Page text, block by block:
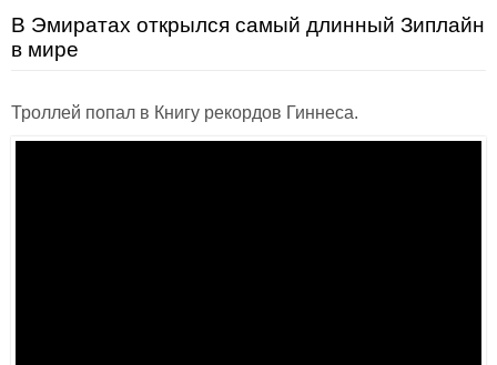
В Эмиратах открылся самый длинный Зиплайн
в мире
Троллей попал в Книгу рекордов Гиннеса.